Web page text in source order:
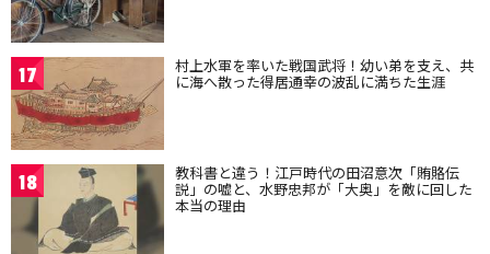
17 村上水軍を率いた戦国武将！幼い弟を支え、共
に海へ散った得居通幸の波乱に満ちた生涯
18 教科書と違う！江戸時代の田沼意次「賄賂伝
説」の嘘と、水野忠邦が「大奥」を敵に回した
本当の理由